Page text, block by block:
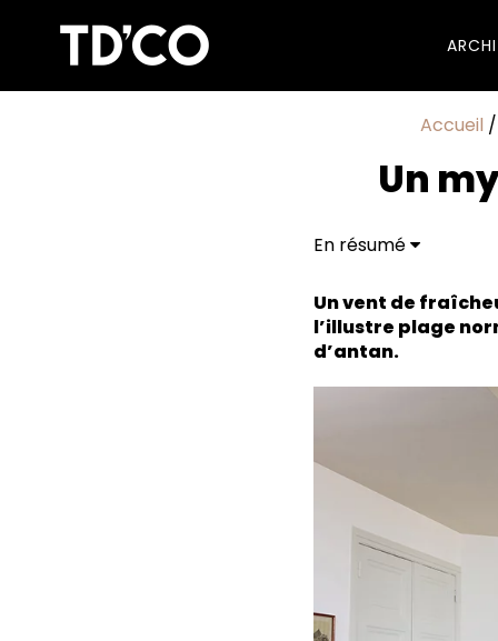
ARCHI
Accueil /
Un
En résumé
Un vent de
l’illustre plage
d’antan.